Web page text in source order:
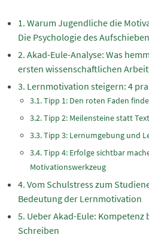
Warum Jugendliche die
Die Psychologie des
Akad-Eule-Analyse: Was
ersten wissenschaftlichen
Lernmotivation steigern: 4
Tipp 1: Den roten Faden
Tipp 2: Meilensteine statt
Tipp 3: Lernumgebung und
Tipp 4: Erfolge sichtbar
Motivationswerkzeug
Vom Schulstress zum
Bedeutung der Lernmotivation
Ueber Akad-Eule:
Schreiben